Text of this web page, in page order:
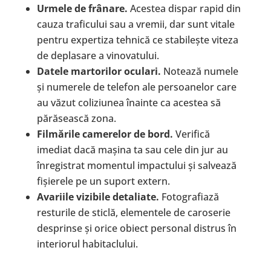
Urmele de frânare. Acestea dispar rapid din
cauza traficului sau a vremii, dar sunt vitale
pentru expertiza tehnică ce stabilește viteza
de deplasare a vinovatului.
Datele martorilor oculari. Notează numele
și numerele de telefon ale persoanelor care
au văzut coliziunea înainte ca acestea să
părăsească zona.
Filmările camerelor de bord. Verifică
imediat dacă mașina ta sau cele din jur au
înregistrat momentul impactului și salvează
fișierele pe un suport extern.
Avariile vizibile detaliate. Fotografiază
resturile de sticlă, elementele de caroserie
desprinse și orice obiect personal distrus în
interiorul habitaclului.